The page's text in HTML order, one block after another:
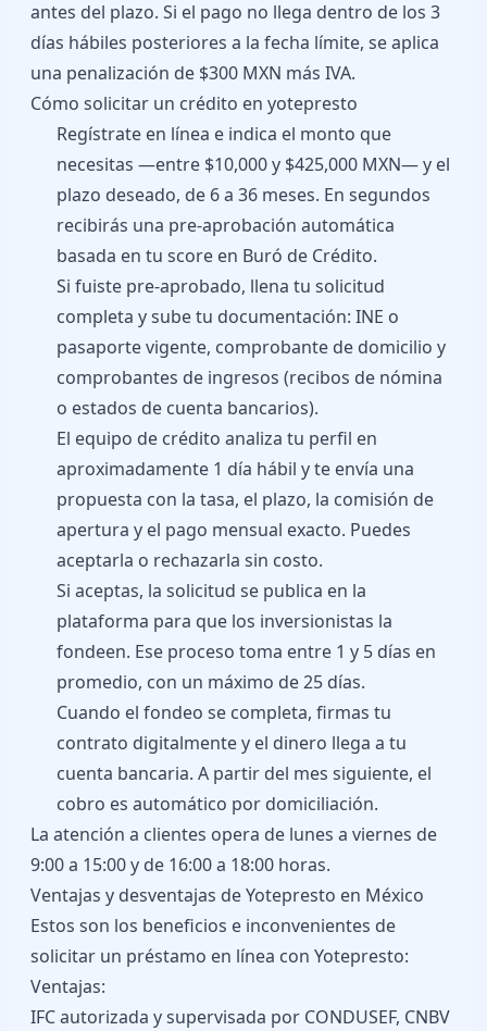
antes del plazo. Si el pago no llega dentro de los 3
días hábiles posteriores a la fecha límite, se aplica
una penalización de $300 MXN más IVA.
Cómo solicitar un crédito en yotepresto
Regístrate en línea e indica el monto que
necesitas —entre $10,000 y $425,000 MXN— y el
plazo deseado, de 6 a 36 meses. En segundos
recibirás una pre-aprobación automática
basada en tu score en Buró de Crédito.
Si fuiste pre-aprobado, llena tu solicitud
completa y sube tu documentación: INE o
pasaporte vigente, comprobante de domicilio y
comprobantes de ingresos (recibos de nómina
o estados de cuenta bancarios).
El equipo de crédito analiza tu perfil en
aproximadamente 1 día hábil y te envía una
propuesta con la tasa, el plazo, la comisión de
apertura y el pago mensual exacto. Puedes
aceptarla o rechazarla sin costo.
Si aceptas, la solicitud se publica en la
plataforma para que los inversionistas la
fondeen. Ese proceso toma entre 1 y 5 días en
promedio, con un máximo de 25 días.
Cuando el fondeo se completa, firmas tu
contrato digitalmente y el dinero llega a tu
cuenta bancaria. A partir del mes siguiente, el
cobro es automático por domiciliación.
La atención a clientes opera de lunes a viernes de
9:00 a 15:00 y de 16:00 a 18:00 horas.
Ventajas y desventajas de Yotepresto en México
Estos son los beneficios e inconvenientes de
solicitar un préstamo en línea con Yotepresto:
Ventajas:
IFC autorizada y supervisada por CONDUSEF, CNBV